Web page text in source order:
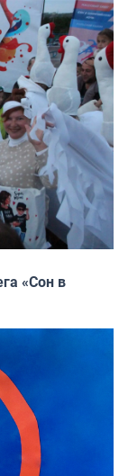
«Сон в